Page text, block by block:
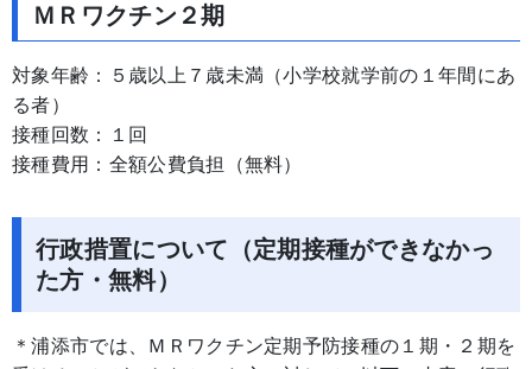
ＭＲワクチン２期
対象年齢：５歳以上７歳未満（小学校就学前の１年間にあ
る者）
接種回数：１回
接種費用：全額公費負担（無料）
行政措置について（定期接種ができなかっ
た方・無料）
＊浦添市では、ＭＲワクチン定期予防接種の１期・２期を